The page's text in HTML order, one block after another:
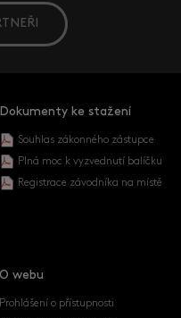
Dokumenty ke stažení
Souhlas zákonného zástupce
Plná moc k vyzvednutí balíčku
Registrace závodníka na místě
O webu
Prohlášení o přístupnosti